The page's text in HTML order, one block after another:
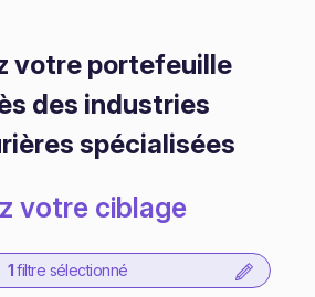
votre portefeuille
des industries
spécialisées
votre ciblage
1 filtre sélectionné